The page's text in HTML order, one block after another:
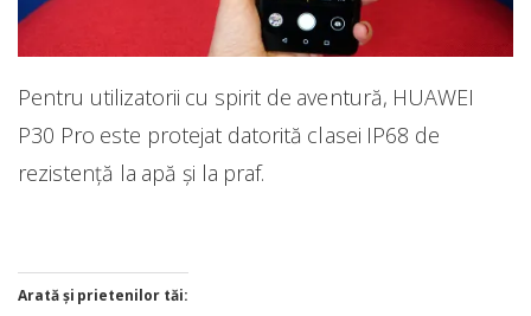
Pentru utilizatorii cu spirit de aventură, HUAWEI
P30 Pro este protejat datorită clasei IP68 de
rezistență la apă și la praf.
Arată și prietenilor tăi: